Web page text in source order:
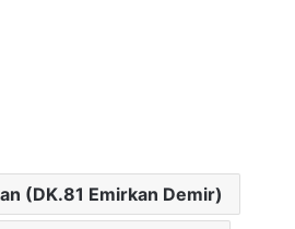
(DK.81 Emirkan Demir)